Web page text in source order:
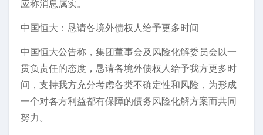
应称消息属实。
中国恒大：恳请各境外债权人给予更多时间
中国恒大公告称，集团董事会及风险化解委员会以一
贯负责任的态度，恳请各境外债权人给予我方更多时
间，支持我方充分考虑各类不确定性和风险，为形成
一个对各方利益都有保障的债务风险化解方案而共同
努力。